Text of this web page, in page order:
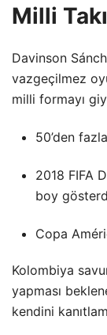
Milli
Davinson
vazgeçilmez
milli formayı
50’den
2018 FIFA
boy
Copa
Kolombiya
yapması
kendini